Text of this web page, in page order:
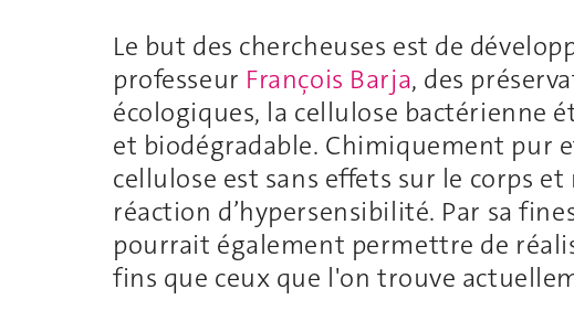
Le but des chercheuses est de
professeur François Barja, des
écologiques, la cellulose bactérienne
et biodégradable. Chimiquement pur
cellulose est sans effets sur le corps et
réaction d’hypersensibilité. Par sa
pourrait également permettre de
fins que ceux que l'on trouve